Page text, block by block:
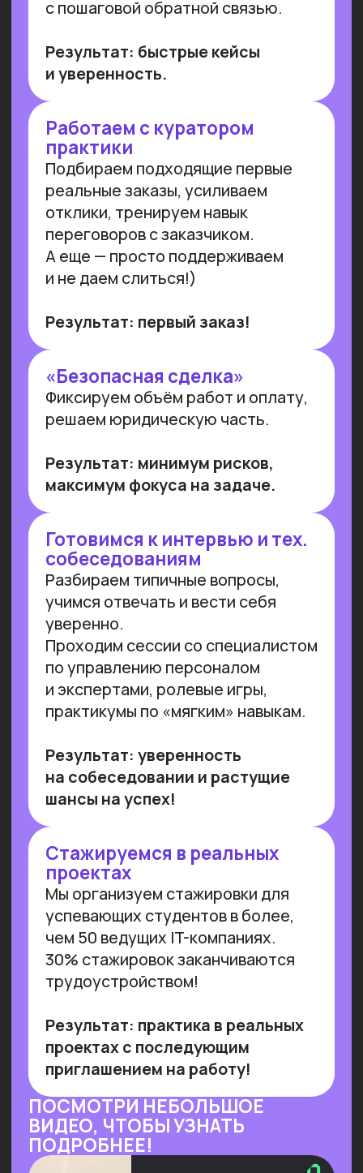
Работа с умом: каков потенциал
генеративного ИИ для роста
производительности в России
Потенциальная ежегодная экономия
от внедрения генеративного ИИ
(генИИ, GenAI) в российской экономике
может достичь 10,8 трлн рублей к 2030
году, при этом ни одна из профессий
(максимальный уровень — 85%). GenAI
выступает не угрозой, а инструментом
трансформации рынка труда — при
условии его ответственного
и управляемого внедрения. Для
устойчивой реализации преимуществ
от технологии необходимы инвестиции
в переобучение кадров и создание
этической нормативной базы. Такие
выводы содержатся в исследовании
сотрудников Университета
Иннополиса, Высшей школы
менеджмента СПбГУ, МГУ
им. Ломоносова ионлайн-
университета Зерокодер.
ПО ИИ СОВМЕСТНО С
ЛУЧШИМИ ВУЗАМИ СТРАНЫ
ОБУЧАЕМ БИЗНЕС